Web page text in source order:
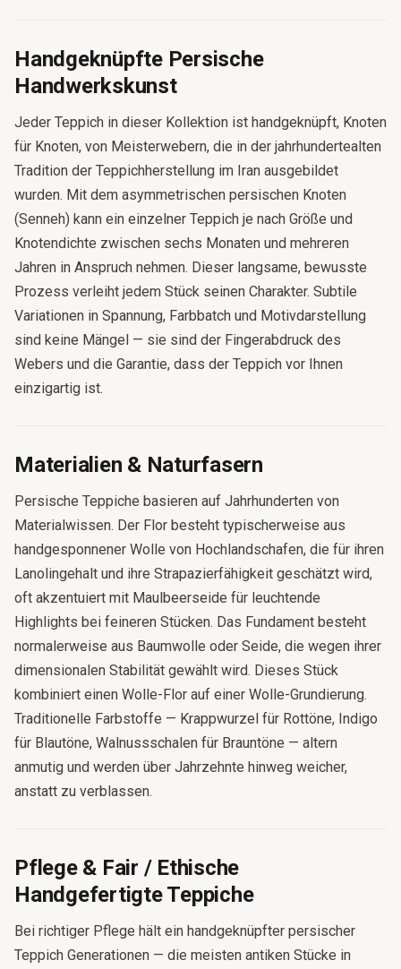
Handgeknüpfte Persische
Handwerkskunst
Jeder Teppich in dieser Kollektion ist handgeknüpft, Knoten
für Knoten, von Meisterwebern, die in der jahrhundertealten
Tradition der Teppichherstellung im Iran ausgebildet
wurden. Mit dem asymmetrischen persischen Knoten
(Senneh) kann ein einzelner Teppich je nach Größe und
Knotendichte zwischen sechs Monaten und mehreren
Jahren in Anspruch nehmen. Dieser langsame, bewusste
Prozess verleiht jedem Stück seinen Charakter. Subtile
Variationen in Spannung, Farbbatch und Motivdarstellung
sind keine Mängel — sie sind der Fingerabdruck des
Webers und die Garantie, dass der Teppich vor Ihnen
einzigartig ist.
Materialien & Naturfasern
Persische Teppiche basieren auf Jahrhunderten von
Materialwissen. Der Flor besteht typischerweise aus
handgesponnener Wolle von Hochlandschafen, die für ihren
Lanolingehalt und ihre Strapazierfähigkeit geschätzt wird,
oft akzentuiert mit Maulbeerseide für leuchtende
Highlights bei feineren Stücken. Das Fundament besteht
normalerweise aus Baumwolle oder Seide, die wegen ihrer
dimensionalen Stabilität gewählt wird. Dieses Stück
kombiniert einen Wolle-Flor auf einer Wolle-Grundierung.
Traditionelle Farbstoffe — Krappwurzel für Rottöne, Indigo
für Blautöne, Walnussschalen für Brauntöne — altern
anmutig und werden über Jahrzehnte hinweg weicher,
anstatt zu verblassen.
Pflege & Fair / Ethische
Handgefertigte Teppiche
Bei richtiger Pflege hält ein handgeknüpfter persischer
Teppich Generationen — die meisten antiken Stücke in